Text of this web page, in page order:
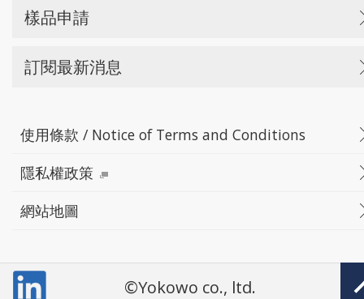
樣品申請
訂閱最新消息
使用條款 / Notice of Terms and Conditions
隱私權政策
網站地圖
©Yokowo co., ltd.